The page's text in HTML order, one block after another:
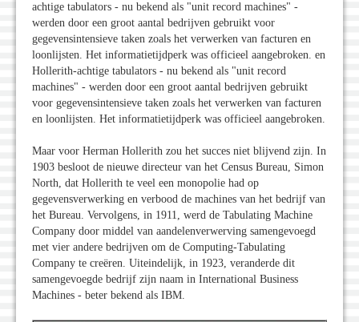
achtige tabulators - nu bekend als "unit record machines" -
werden door een groot aantal bedrijven gebruikt voor
gegevensintensieve taken zoals het verwerken van facturen en
loonlijsten. Het informatietijdperk was officieel aangebroken. en
Hollerith-achtige tabulators - nu bekend als "unit record
machines" - werden door een groot aantal bedrijven gebruikt
voor gegevensintensieve taken zoals het verwerken van facturen
en loonlijsten. Het informatietijdperk was officieel aangebroken.
Maar voor Herman Hollerith zou het succes niet blijvend zijn. In
1903 besloot de nieuwe directeur van het Census Bureau, Simon
North, dat Hollerith te veel een monopolie had op
gegevensverwerking en verbood de machines van het bedrijf van
het Bureau. Vervolgens, in 1911, werd de Tabulating Machine
Company door middel van aandelenverwerving samengevoegd
met vier andere bedrijven om de Computing-Tabulating
Company te creëren. Uiteindelijk, in 1923, veranderde dit
samengevoegde bedrijf zijn naam in International Business
Machines - beter bekend als IBM.